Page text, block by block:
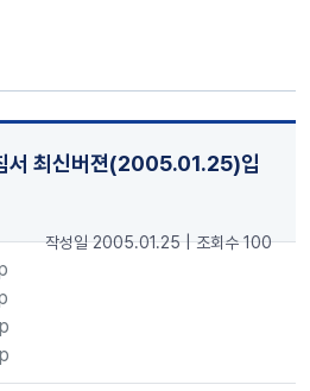
서 최신버젼(2005.01.25)입
작성일 2005.01.25 | 조회수 100